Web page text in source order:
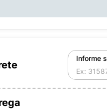
Informe